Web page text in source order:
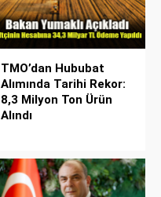
TMO’dan Hububat
Alımında Tarihi Rekor:
8,3 Milyon Ton Ürün
Alındı